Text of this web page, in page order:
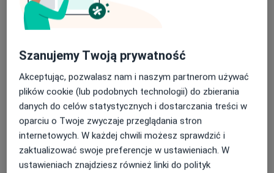
- artroskopie stawów skokowego, kolanowego oraz
barku
- chirurgia tkanek miękkich (m. in. zespoły: cieśni
nadgarstka, kanału Guyona, rowka nerwu łokciowego,
nerwu międzykostnego tylnego; palec zatrzaskujący,
ganglion, przykurcz Dupuytrena)
- chirurgia stopy (w tym: paluch koślawy, paluch
sztywny, deformacje palców, pięta Haglunda, stopa
płasko-koślawa (także artroereza implantem
HyProCure)).
Szanujemy Twoją prywatność
Akceptując, pozwalasz nam i naszym partnerom używać
plików cookie (lub podobnych technologii) do zbierania
danych do celów statystycznych i dostarczania treści w
oparciu o Twoje zwyczaje przeglądania stron
internetowych. W każdej chwili możesz sprawdzić i
zaktualizować swoje preferencje w ustawieniach. W
ustawieniach znajdziesz również linki do polityk